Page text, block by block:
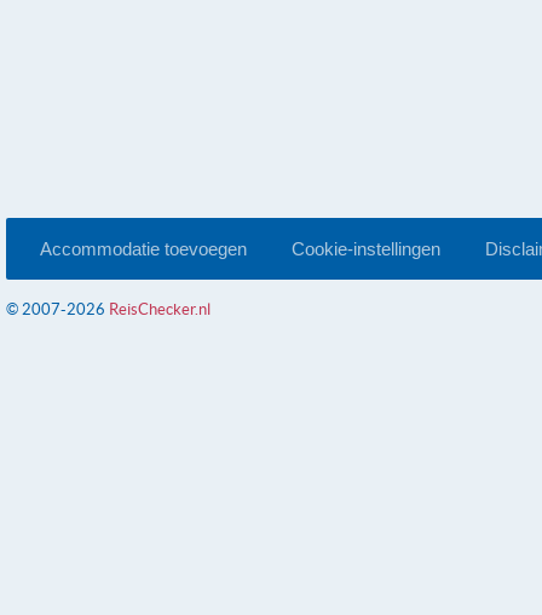
Accommodatie toevoegen Cookie-instellingen
© 2007-2026 ReisChecker.nl